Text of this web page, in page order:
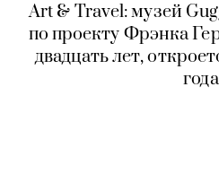
Art & Travel: музей
по проекту Фрэнка
двадцать лет,
года